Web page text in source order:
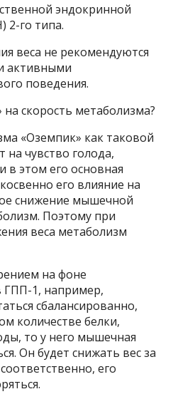
эндокринной
2-го типа.
веса не рекомендуются
активными
поведения.
скорость метаболизма?
«Оземпик» как таковой
на чувство голода,
этом его основная
его влияние на
снижение мышечной
Поэтому при
веса метаболизм
на фоне
ГПП-1, например,
сбалансированно,
количестве белки,
то у него мышечная
Он будет снижать вес за
его